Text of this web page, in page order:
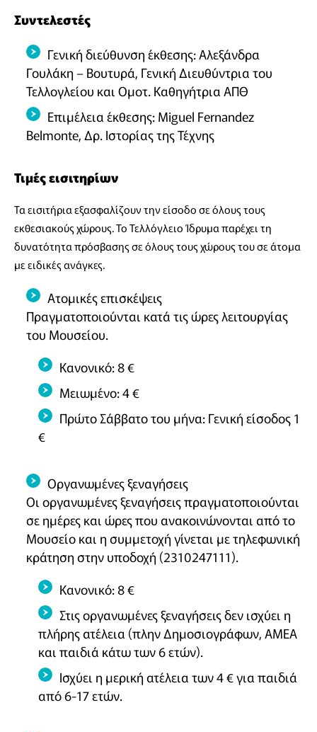
Συντελεστές
Γενική διεύθυνση έκθεσης: Αλεξάνδρα
Γουλάκη – Βουτυρά, Γενική Διευθύντρια του
Τελλογλείου και Ομοτ. Καθηγήτρια ΑΠΘ
Επιμέλεια έκθεσης: Miguel Fernandez
Belmonte, Δρ. Ιστορίας της Τέχνης
Τιμές εισιτηρίων
Τα εισιτήρια εξασφαλίζουν την είσοδο σε όλους τους
εκθεσιακούς χώρους. Το Τελλόγλειο Ίδρυμα παρέχει τη
δυνατότητα πρόσβασης σε όλους τους χώρους του σε άτομα
με ειδικές ανάγκες.
Ατομικές επισκέψεις
Πραγματοποιούνται κατά τις ώρες λειτουργίας
του Μουσείου.
Κανονικό: 8 €
Μειωμένο: 4 €
Πρώτο Σάββατο του μήνα: Γενική είσοδος 1
€
Οργανωμένες ξεναγήσεις
Οι οργανωμένες ξεναγήσεις πραγματοποιούνται
σε ημέρες και ώρες που ανακοινώνονται από το
Μουσείο και η συμμετοχή γίνεται με τηλεφωνική
κράτηση στην υποδοχή (2310247111).
Κανονικό: 8 €
Στις οργανωμένες ξεναγήσεις δεν ισχύει η
πλήρης ατέλεια (πλην Δημοσιογράφων, ΑΜΕΑ
και παιδιά κάτω των 6 ετών).
Ισχύει η μερική ατέλεια των 4 € για παιδιά
από 6-17 ετών.